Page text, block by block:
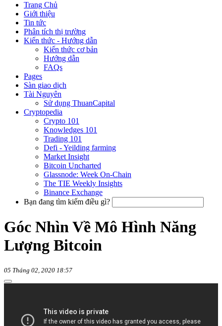
Trang Chủ
Giới thiệu
Tin tức
Phân tích thị trường
Kiến thức - Hướng dẫn
Kiến thức cơ bản
Hướng dẫn
FAQs
Pages
Sàn giao dịch
Tài Nguyên
Sử dụng ThuanCapital
Cryptopedia
Crypto 101
Knowledges 101
Trading 101
Defi - Yeilding farming
Market Insight
Bitcoin Uncharted
Glassnode: Week On-Chain
The TIE Weekly Insights
Binance Exchange
Bạn đang tìm kiếm điều gì?
Góc Nhìn Về Mô Hình Năng
Lượng Bitcoin
05 Tháng 02, 2020 18:57